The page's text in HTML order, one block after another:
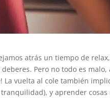
atrás un tiempo de
Pero no todo es malo,
vuelta al cole también
y aprender cosas